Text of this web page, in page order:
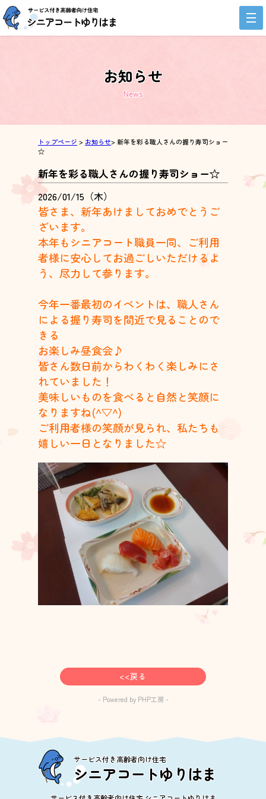
お知らせ
News
トップページ > お知らせ> 新年を彩る職人さんの握り寿司ショー
☆
新年を彩る職人さんの握り寿司ショー☆
2026/01/15（木）
皆さま、新年あけましておめでとうご
ざいます。
本年もシニアコート職員一同、ご利用
者様に安心してお過ごしいただけるよ
う、尽力して参ります。
今年一番最初のイベントは、職人さん
による握り寿司を間近で見ることので
きる
お楽しみ昼食会♪
皆さん数日前からわくわく楽しみにさ
れていました！
美味しいものを食べると自然と笑顔に
なりますね(^▽^)
ご利用者様の笑顔が見られ、私たちも
嬉しい一日となりました☆
<<戻る
- Powered by PHP工房 -
サービス付き高齢者向け住宅
シニアコートゆりはま